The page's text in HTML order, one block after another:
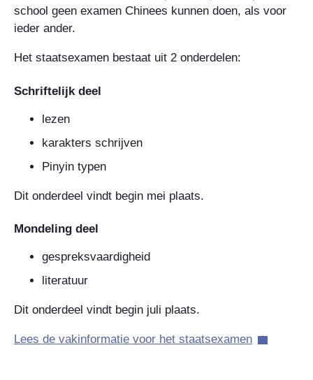
school geen examen Chinees kunnen doen, als voor
ieder ander.
Het staatsexamen bestaat uit 2 onderdelen:
Schriftelijk deel
lezen
karakters schrijven
Pinyin typen
Dit onderdeel vindt begin mei plaats.
Mondeling deel
gespreksvaardigheid
literatuur
Dit onderdeel vindt begin juli plaats.
Lees de vakinformatie voor het staatsexamen